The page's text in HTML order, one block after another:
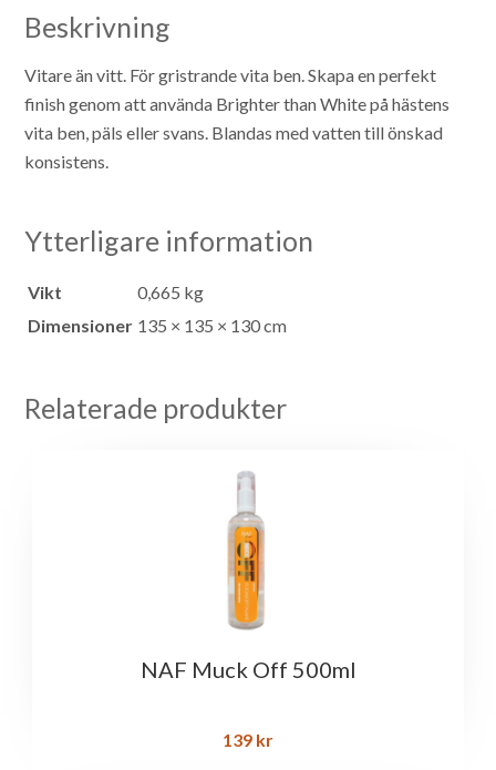
Beskrivning
Vitare än vitt. För gristrande vita ben.Skapa en perfekt
finish genom att använda Brighter than White på hästens
vita ben, päls eller svans. Blandas med vatten till önskad
konsistens.
Ytterligare information
Vikt
0,665 kg
Dimensioner 135 × 135 × 130 cm
Relaterade produkter
NAF Muck Off 500ml
139 kr